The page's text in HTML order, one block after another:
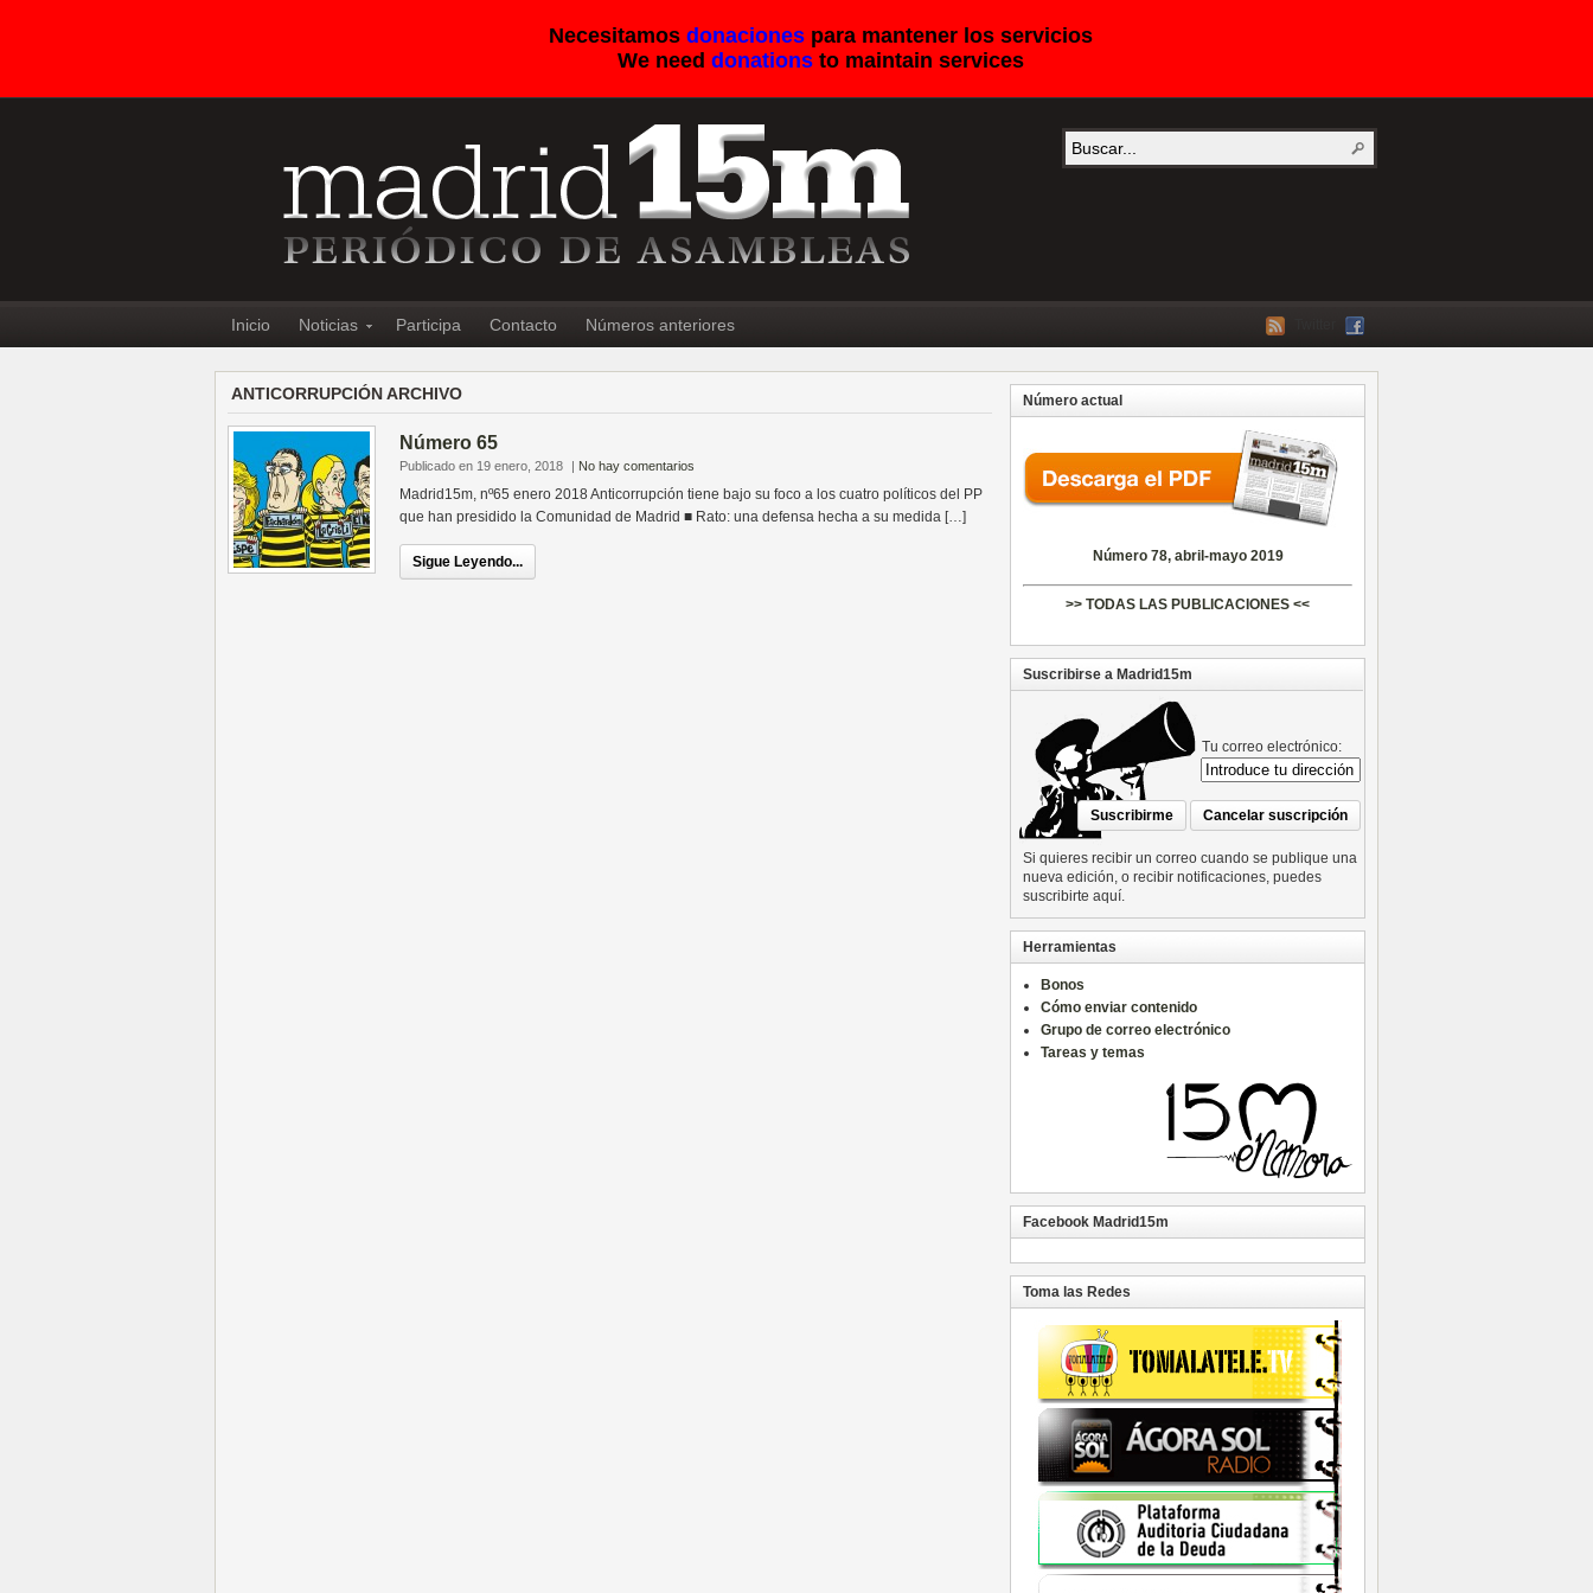
Necesitamos donacionespara mantener los servicios
We need donationsto maintain services
Inicio Noticias Participa Contacto Números anteriores
ANTICORRUPCIÓN ARCHIVO
Número 65
Publicado en 19 enero, 2018 | No hay comentarios
Madrid15m, nº65 enero 2018 Anticorrupción tiene bajo su foco a los cuatro políticos del PP
que han presidido la Comunidad de Madrid ■ Rato: una defensa hecha a su medida […]
Sigue Leyendo...
Número actual
Número 78, abril-mayo 2019
>> TODAS LAS PUBLICACIONES <<
Suscribirse a Madrid15m
Tu correo electrónico:
Si quieres recibir un correo cuando se publique una
nueva edición, o recibir notificaciones, puedes
suscribirte aquí.
Herramientas
Bonos
Cómo enviar contenido
Grupo de correo electrónico
Tareas y temas
Facebook Madrid15m
Toma las Redes